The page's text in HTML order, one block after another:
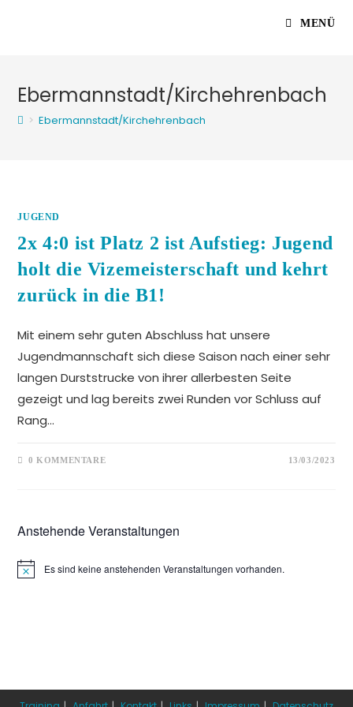
MENÜ
Ebermannstadt/Kirchehrenbach
> Ebermannstadt/Kirchehrenbach
JUGEND
2x 4:0 ist Platz 2 ist Aufstieg: Jugend
holt die Vizemeisterschaft und kehrt
zurück in die B1!
Mit einem sehr guten Abschluss hat unsere
Jugendmannschaft sich diese Saison nach einer sehr
langen Durststrucke von ihrer allerbesten Seite
gezeigt und lag bereits zwei Runden vor Schluss auf
Rang…
0 KOMMENTARE 13/03/2023
Anstehende Veranstaltungen
Es sind keine anstehenden Veranstaltungen vorhanden.